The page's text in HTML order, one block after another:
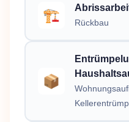
🏗️
Rückbau
📦